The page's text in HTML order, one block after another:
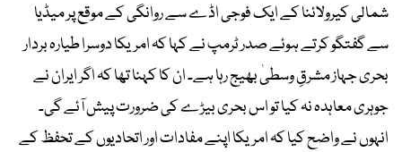
شمالی کیرولائنا کے ایک فوجی اڈے سے روانگی کے موقع پر میڈیا
سے گفتگو کرتے ہوئے صدر ٹرمپ نے کہا کہ امریکا دوسرا طیارہ بردار
بحری جہاز مشرقِ وسطیٰ بھیج رہا ہے۔ ان کا کہنا تھا کہ اگر ایران نے
جوہری معاہدہ نہ کیا تو اس بحری بیڑے کی ضرورت پیش آئے گی۔
انہوں نے واضح کیا کہ امریکا اپنے مفادات اور اتحادیوں کے تحفظ کے